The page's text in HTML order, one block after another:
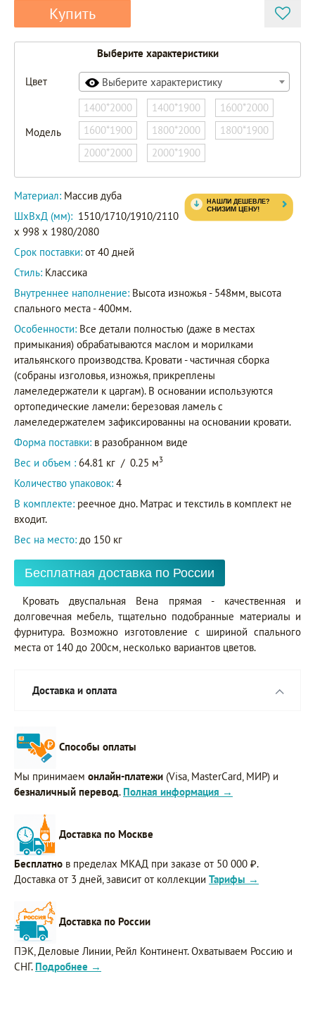
Купить
Выберите характеристики
Цвет Выберите характеристику
Модель
1400*2000 1400*1900
1600*2000
1600*1900
1800*2000
1800*1900
2000*2000
2000*1900
Материал: Массив дуба
ШxВxД (мм): 1510/1710/1910/2110
x 998 x 1980/2080
Срок поставки: от 40 дней
Стиль: Классика
Внутреннее наполнение: Высота изножья - 548мм, высота
спального места - 400мм.
Особенности: Все детали полностью (даже в местах
примыкания) обрабатываются маслом и морилками
итальянского производства. Кровати - частичная сборка
(собраны изголовья, изножья, прикреплены
ламеледержатели к царгам). В основании используются
ортопедические ламели: березовая ламель с
ламеледержателем зафиксированны на основании кровати.
Форма поставки: в разобранном виде
Вес и объем : 64.81 кг / 0.25 м3
Количество упаковок: 4
В комплекте: реечное дно. Матрас и текстиль в комплект не
входит.
Вес на место: до 150 кг
Бесплатная доставка по России
Кровать двуспальная Вена прямая - качественная и
долговечная мебель, тщательно подобранные материалы и
фурнитура. Возможно изготовление с шириной спального
места от 140 до 200см, несколько вариантов цветов.
Доставка и оплата
Способы оплаты
Мы принимаем онлайн-платежи (Visa, MasterCard, МИР) и
безналичный перевод. Полная информация →
Доставка по Москве
Бесплатно в пределах МКАД при заказе от 50 000 ₽.
Доставка от 3 дней, зависит от коллекции Тарифы →
Доставка по России
ПЭК, Деловые Линии, Рейл Континент. Охватываем Россию и
СНГ. Подробнее →